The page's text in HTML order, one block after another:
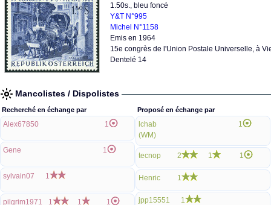
1.50s., bleu foncé
Y&T N°995
Michel N°1158
Emis en 1964
15e congrès de l'Union Postale Universelle, à
Dentelé 14
Mancolistes / Dispolistes
Recherché en échange par
Alex67850 1
Gene 1
sylvain07 1
pilgrim1971 1 1 1
Proposé en échange par
lchab
(WM)
1
tecnop 2 1 1
Henric 1
jpp15551 1